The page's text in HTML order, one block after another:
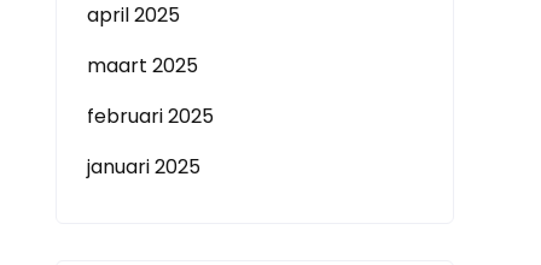
april 2025
maart 2025
februari 2025
januari 2025